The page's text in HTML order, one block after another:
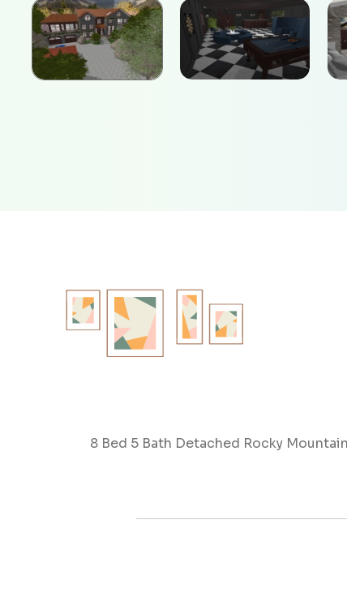
8 Bed 5 Bath Detached Rocky